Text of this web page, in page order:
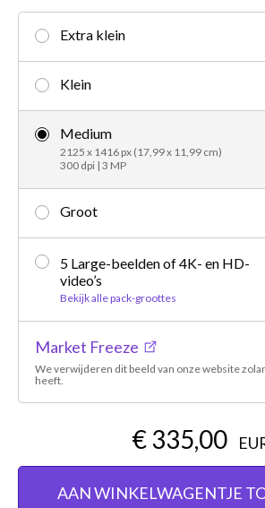
Extra klein
Klein
Medium
2125 x 1416 px (17,99 x 11,99 cm)
300 dpi | 3 MP
Groot
5 Large-beelden of 4K- en HD-
video’s
Bekijk alle pack-groottes
Market Freeze
We verwijderen dit beeld van onze website
heeft.
€ 335,00
AAN WINKELWAGENTJE